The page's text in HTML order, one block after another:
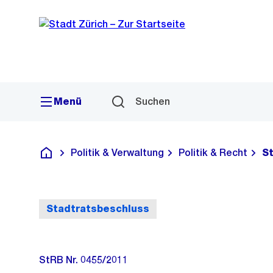
Navigation
Sprunglink
Menü Suchen
Deutsch
Politik & Verwaltung Politik & Recht
Stadtratsbeschluss
StRB Nr. 0455/2011